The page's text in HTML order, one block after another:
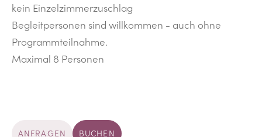
kein Einzelzimmerzuschlag
Begleitpersonen sind willkommen - auch ohne
Programmteilnahme.
Maximal 8 Personen
ANFRAGEN BUCHEN